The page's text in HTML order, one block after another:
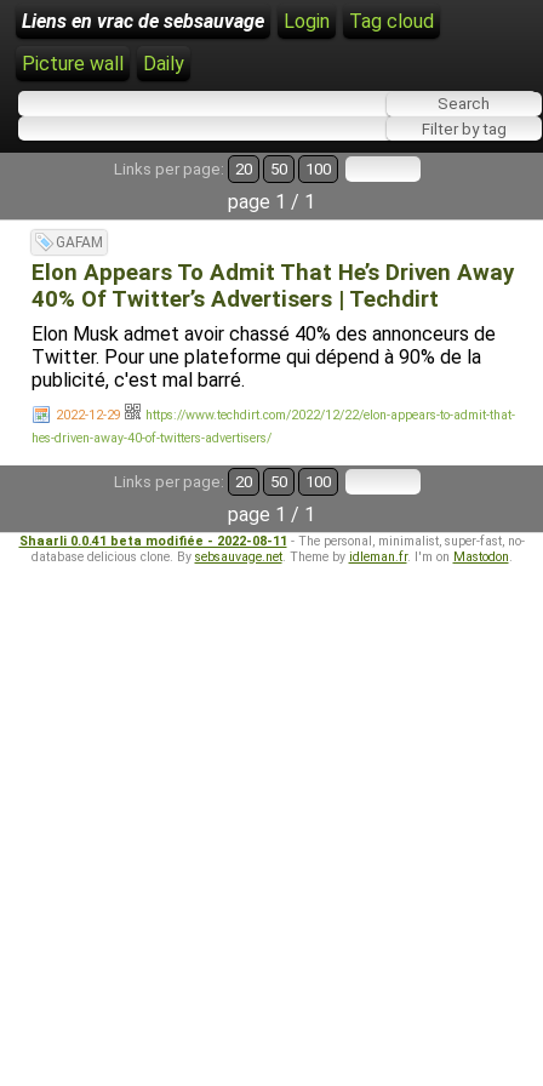
Liens en vrac de sebsauvage Login
Tag cloud
Picture wall
Daily
Links per page: 20 50 100
page 1 / 1
GAFAM
Elon Appears To Admit That He’s Driven Away
40% Of Twitter’s Advertisers | Techdirt
Elon Musk admet avoir chassé 40% des annonceurs de
Twitter. Pour une plateforme qui dépend à 90% de la
publicité, c'est mal barré.
2022-12-29
https://www.techdirt.com/2022/12/22/elon-appears-to-admit-that-
hes-driven-away-40-of-twitters-advertisers/
Links per page: 20 50 100
page 1 / 1
Shaarli 0.0.41 beta modifiée - 2022-08-11 - The personal, minimalist, super-fast, no-
database delicious clone. By sebsauvage.net. Theme by idleman.fr. I'm on Mastodon.